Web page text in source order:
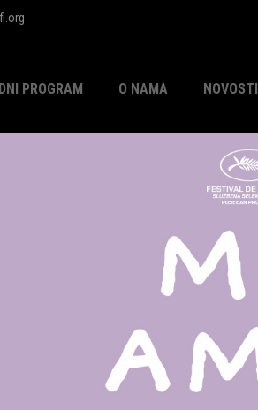
PROGRAM O NAMA NOVOSTI